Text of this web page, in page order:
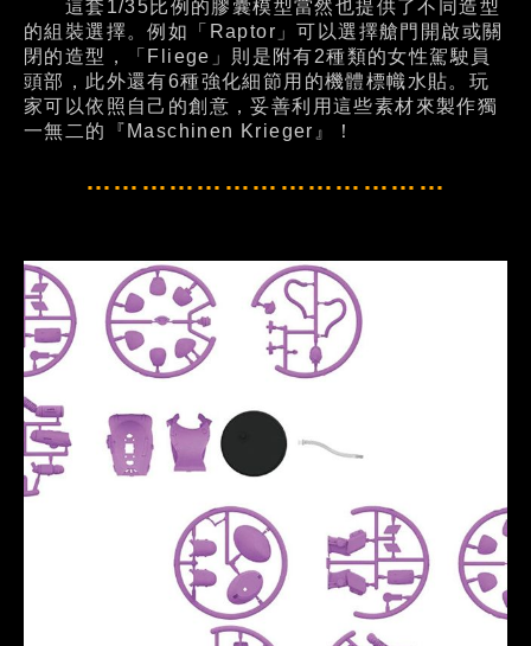
這套1/35比例的膠囊模型當然也提供了不同造型
的組裝選擇。例如「Raptor」可以選擇艙門開啟或關
閉的造型，「Fliege」則是附有2種類的女性駕駛員
頭部，此外還有6種強化細節用的機體標幟水貼。玩
家可以依照自己的創意，妥善利用這些素材來製作獨
一無二的『Maschinen Krieger』！
…………………………………